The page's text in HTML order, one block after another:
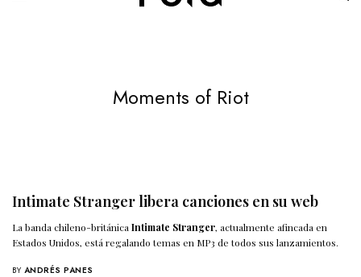
Moments of Riot
Intimate Stranger libera canciones en su web
La banda chileno-británicaIntimate Stranger, actualmente afincada en
Estados Unidos, está regalando temas en MP3 de todos sus lanzamientos.
BY ANDRÉS PANES